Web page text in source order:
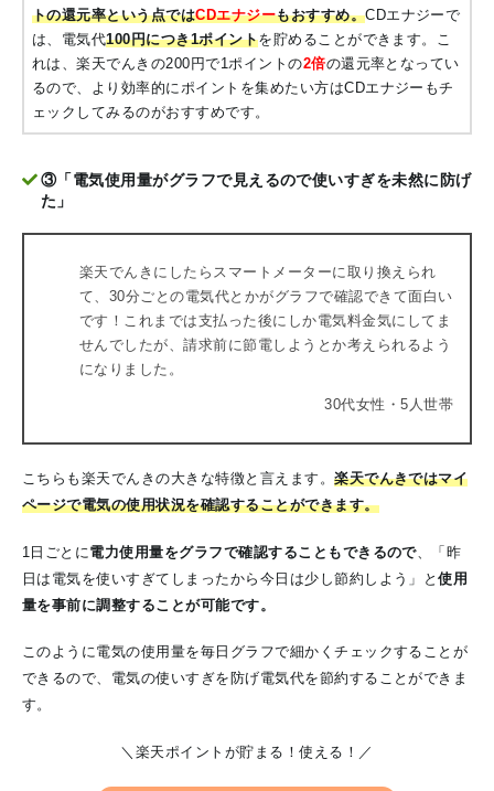
トの還元率という点ではCDエナジーもおすすめ。CDエナジーで
は、電気代100円につき1ポイントを貯めることができます。こ
れは、楽天でんきの200円で1ポイントの2倍の還元率となってい
るので、より効率的にポイントを集めたい方はCDエナジーもチ
ェックしてみるのがおすすめです。
③「電気使用量がグラフで見えるので使いすぎを未然に防げ
た」
楽天でんきにしたらスマートメーターに取り換えられ
て、30分ごとの電気代とかがグラフで確認できて面白い
です！これまでは支払った後にしか電気料金気にしてま
せんでしたが、請求前に節電しようとか考えられるよう
になりました。
30代女性・5人世帯
こちらも楽天でんきの大きな特徴と言えます。楽天でんきではマイ
ページで電気の使用状況を確認することができます。
1日ごとに 電力使用量をグラフで確認することもできるので、「昨
日は電気を使いすぎてしまったから今日は少し節約しよう」と使用
量を事前に調整することが可能です。
このように電気の使用量を毎日グラフで細かくチェックすることが
できるので、電気の使いすぎを防げ電気代を節約することができま
す。
＼楽天ポイントが貯まる！使える！／